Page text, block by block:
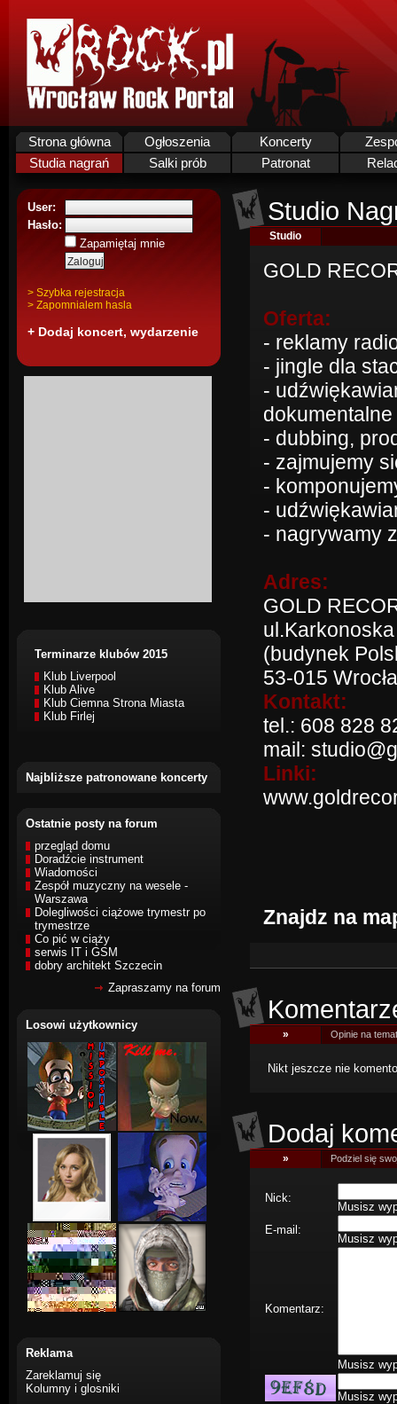
Strona główna Ogłoszenia Koncerty
Studia nagrań
Salki prób Patronat
User:
Hasło:
Zapamiętaj mnie
> Szybka rejestracja
> Zapomnialem hasla
+ Dodaj koncert, wydarzenie
Terminarze klubów 2015
Klub Liverpool
Klub Alive
Klub Ciemna Strona Miasta
Klub Firlej
Najbliższe patronowane koncerty
Ostatnie posty na forum
przegląd domu
Doradźcie instrument
Wiadomości
Zespół muzyczny na wesele -
Warszawa
Dolegliwości ciążowe trymestr po
trymestrze
Co pić w ciąży
serwis IT i GSM
dobry architekt Szczecin
Zapraszamy na forum
Losowi użytkownicy
Reklama
Zareklamuj się
Kolumny i glosniki
Studio
Studio
GOLD
Oferta:
- reklamy
- jingle dla
-
dokumentalne
- dubbing,
- zajmujemy
-
-
- nagrywamy
Adres:
GOLD
(budynek
53-015
Kontakt:
tel.: 608 828
mail:
Linki:
Znajdz na
» Opinie na
Nikt jeszcze nie
Dodaj
» Podziel się
Nick:
Musisz
E-mail:
Musisz
Komentarz:
Musisz
Musisz